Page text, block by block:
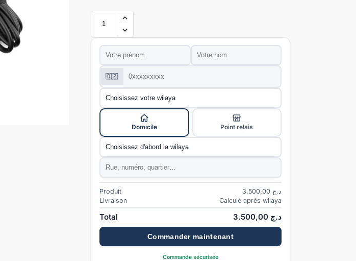
Prénom Nom
Téléphone
🇩🇿
Wilaya*
Mode de livraison*
Domicile
Point relais
Commune*
Adresse
Produit د.ج
Livraison
Calculé après wilaya
Total د.ج
Commander maintenant
Commande sécurisée